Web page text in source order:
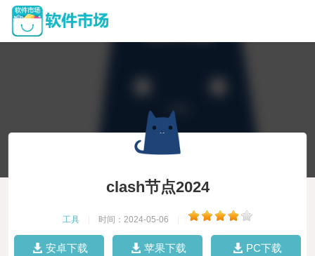
clash节点2024
工具 时间：2024-05-06
安卓下载 苹果下载 PC下载